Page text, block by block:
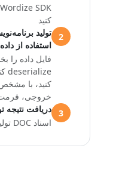
کنید
2
استفاده از
فایل داده را
deserialize کنید و
خروجی، فرمت
3
دریافت نتیجه
اسناد DOC تولیدشده را دریافت کنید